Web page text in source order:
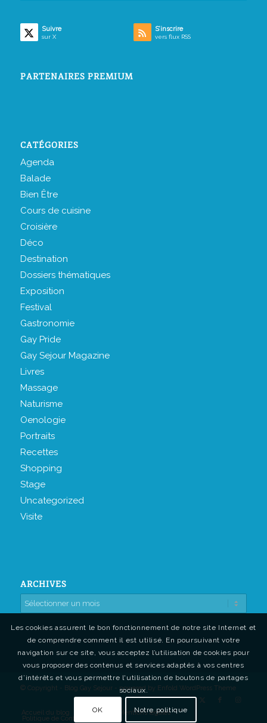
Suivre
sur X
S’inscrire
vers flux RSS
PARTENAIRES PREMIUM
CATÉGORIES
Agenda
Balade
Bien Être
Cours de cuisine
Croisière
Déco
Destination
Dossiers thématiques
Exposition
Festival
Gastronomie
Gay Pride
Gay Sejour Magazine
Livres
Massage
Naturisme
Oenologie
Portraits
Recettes
Shopping
Stage
Uncategorized
Visite
ARCHIVES
© Copyright - Blog Gay Sejour - powered by Enfold WordPress Theme
Accueil du blog Contact Mentions légales
Politique de Confidentialité
Les cookies assurent le bon fonctionnement de notre site Internet et
de comprendre comment il est utilisé. En poursuivant votre
navigation sur ce site, vous acceptez l’utilisation de cookies pour
vous proposer des contenus et services adaptés à vos centres
d’intérêts et vous permettre l'utilisation de boutons de partages
sociaux.
OK Notre politique